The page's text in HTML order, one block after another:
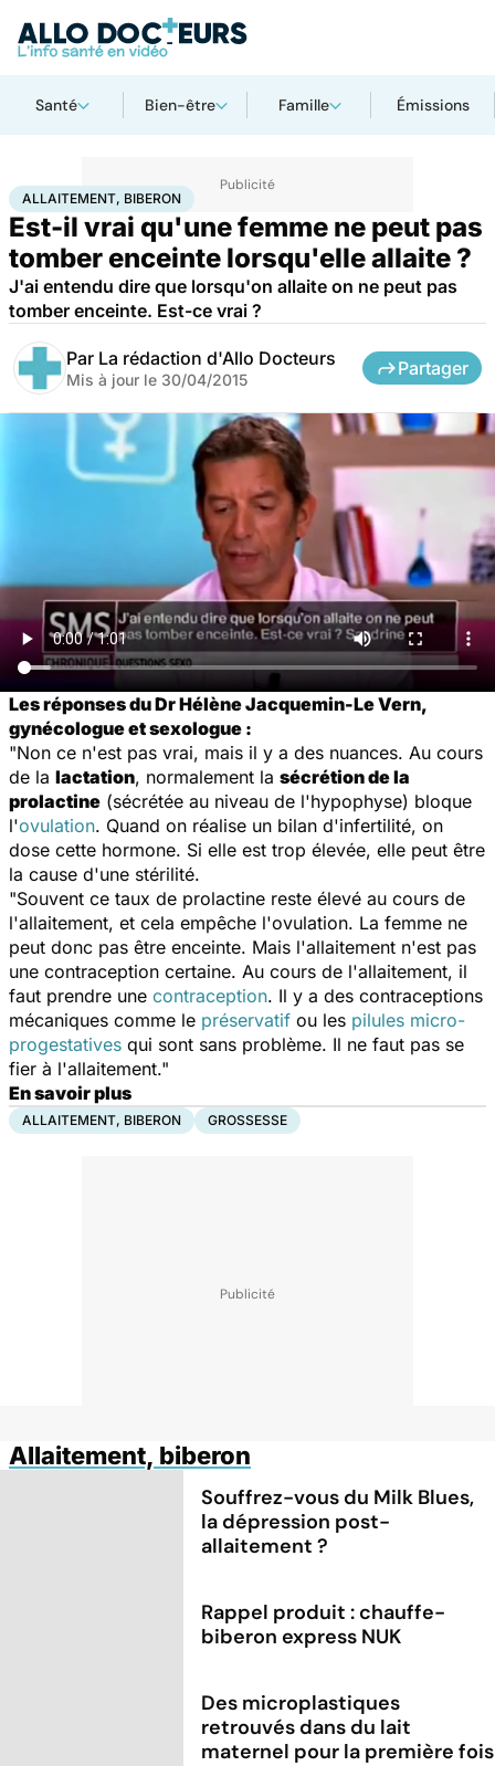
Santé Bien-être Famille Émissions
AccueilFamilleGrossesseAllaitement, biberon
ALLAITEMENT, BIBERON
Est-il vrai qu'une femme ne peut pas
tomber enceinte lorsqu'elle allaite ?
J'ai entendu dire que lorsqu'on allaite on ne peut pas
tomber enceinte. Est-ce vrai ?
Par La rédaction d'Allo Docteurs
Mis à jour le 30/04/2015
Partager
Les réponses du Dr Hélène Jacquemin-Le Vern,
gynécologue et sexologue :
"Non ce n'est pas vrai, mais il y a des nuances. Au cours
de la lactation, normalement la sécrétion de la
prolactine (sécrétée au niveau de l'hypophyse) bloque
l'ovulation. Quand on réalise un bilan d'infertilité, on
dose cette hormone. Si elle est trop élevée, elle peut être
la cause d'une stérilité.
"Souvent ce taux de prolactine reste élevé au cours de
l'allaitement, et cela empêche l'ovulation. La femme ne
peut donc pas être enceinte. Mais l'allaitement n'est pas
une contraception certaine. Au cours de l'allaitement, il
faut prendre une contraception. Il y a des contraceptions
mécaniques comme le préservatif ou les pilules micro-
progestatives qui sont sans problème. Il ne faut pas se
fier à l'allaitement."
En savoir plus
ALLAITEMENT, BIBERON GROSSESSE
Allaitement, biberon
Souffrez-vous du Milk Blues,
la dépression post-
allaitement ?
Rappel produit : chauffe-
biberon express NUK
Des microplastiques
retrouvés dans du lait
maternel pour la première fois